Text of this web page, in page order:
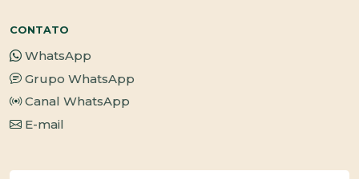
CONTATO
WhatsApp
Grupo WhatsApp
Canal WhatsApp
E-mail